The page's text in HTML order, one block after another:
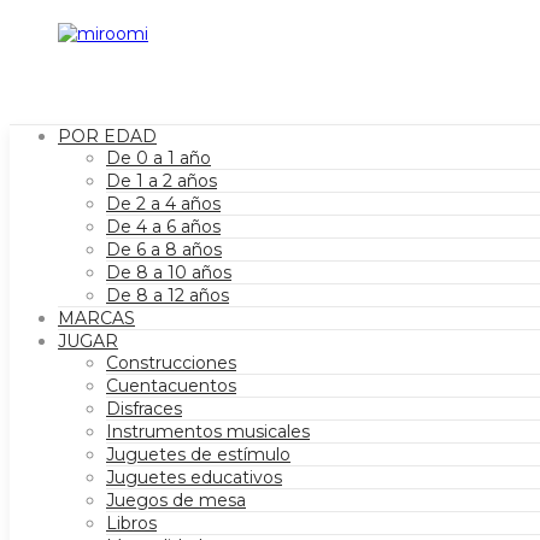
POR EDAD
De 0 a 1 año
De 1 a 2 años
De 2 a 4 años
De 4 a 6 años
De 6 a 8 años
De 8 a 10 años
De 8 a 12 años
MARCAS
JUGAR
Construcciones
Cuentacuentos
Disfraces
Instrumentos musicales
Juguetes de estímulo
Juguetes educativos
Juegos de mesa
Libros